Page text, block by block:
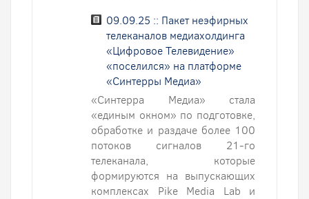
09.09.25 :: Пакет неэфирных
телеканалов медиахолдинга
«Цифровое Телевидение»
«поселился» на платформе
«Синтерры Медиа»
«Синтерра Медиа» стала
«единым окном» по подготовке,
обработке и раздаче более 100
потоков сигналов 21-го
телеканала, которые
формируются на выпускающих
комплексах Pike Media Lab и